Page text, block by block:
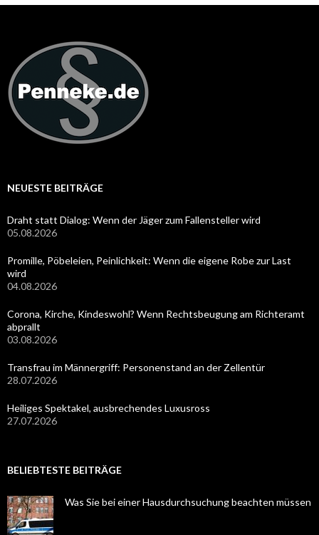
NEUESTE BEITRÄGE
Draht statt Dialog: Wenn der Jäger zum Fallensteller wird
05.08.2026
Promille, Pöbeleien, Peinlichkeit: Wenn die eigene Robe zur Last
wird
04.08.2026
Corona, Kirche, Kindeswohl? Wenn Rechtsbeugung am Richteramt
abprallt
03.08.2026
Transfrau im Männergriff: Personenstand an der Zellentür
28.07.2026
Heiliges Spektakel, ausbrechendes Luxusross
27.07.2026
BELIEBTESTE BEITRÄGE
Was Sie bei einer Hausdurchsuchung beachten müssen